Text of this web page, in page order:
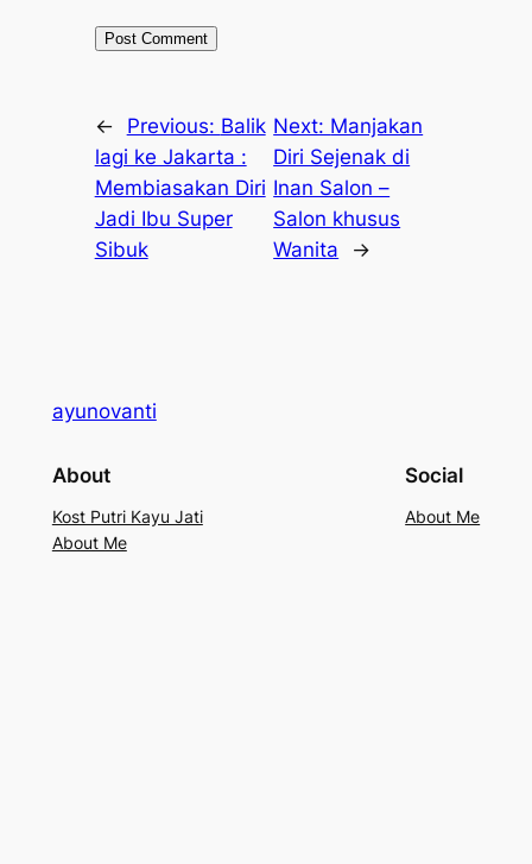
← Previous: Balik
lagi ke Jakarta :
Membiasakan Diri
Jadi Ibu Super
Sibuk
Next: Manjakan
Diri Sejenak di
Inan Salon –
Salon khusus
Wanita
→
ayunovanti
About
Kost Putri Kayu Jati
About Me
Social
About Me